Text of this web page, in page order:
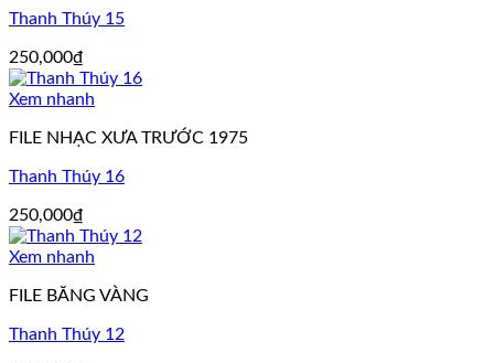
Thanh Thúy 15
250,000₫
Xem nhanh
FILE NHẠC XƯA TRƯỚC 1975
Thanh Thúy 16
250,000₫
Xem nhanh
FILE BĂNG VÀNG
Thanh Thúy 12